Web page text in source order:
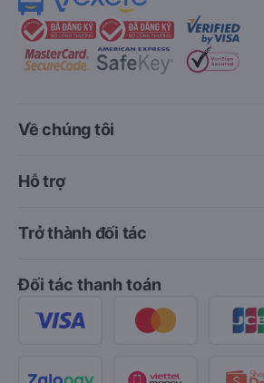
Về chúng tôi
Hỗ trợ
Trở thành đối tác
Đối tác thanh toán